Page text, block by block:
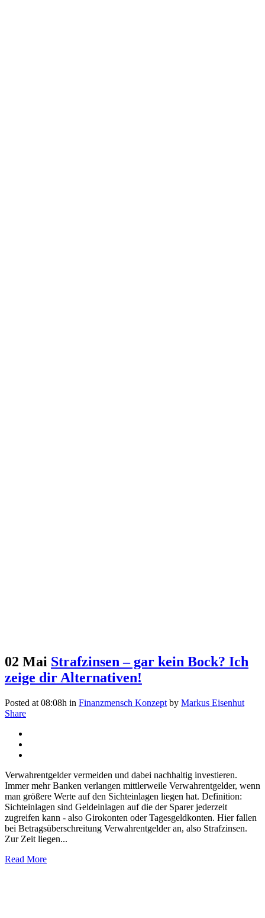
02 Mai Strafzinsen – gar kein Bock? Ich
zeige dir Alternativen!
Posted at 08:08h in Finanzmensch Konzept by Markus Eisenhut
Share
Verwahrentgelder vermeiden und dabei nachhaltig investieren.
Immer mehr Banken verlangen mittlerweile Verwahrentgelder, wenn
man größere Werte auf den Sichteinlagen liegen hat. Definition:
Sichteinlagen sind Geldeinlagen auf die der Sparer jederzeit
zugreifen kann - also Girokonten oder Tagesgeldkonten. Hier fallen
bei Betragsüberschreitung Verwahrentgelder an, also Strafzinsen.
Zur Zeit liegen...
Read More